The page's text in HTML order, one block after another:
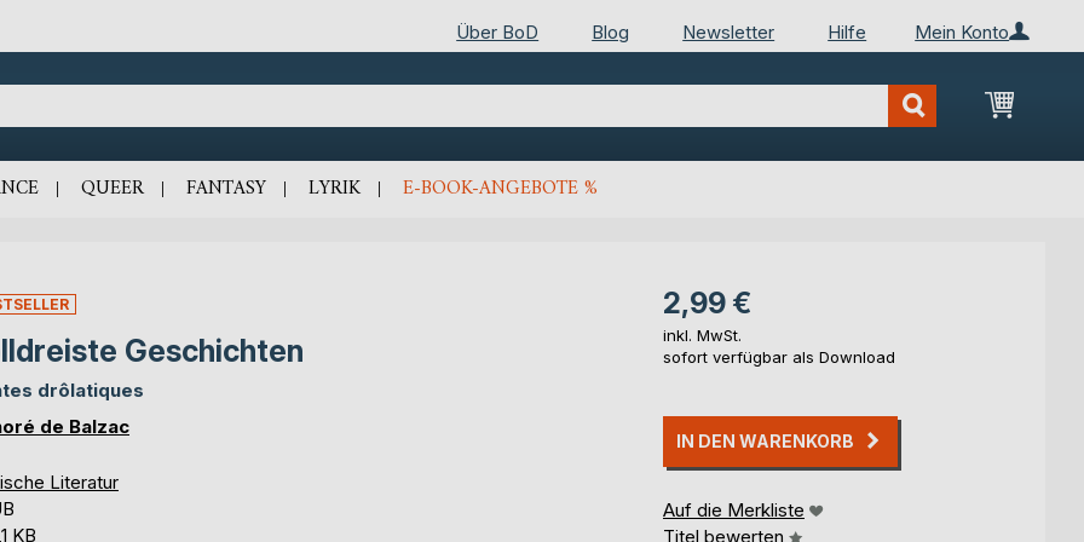
Mein Konto
Über BoD Blog Newsletter Hilfe
Mein
QUEER FANTASY LYRIK E-BOOK-ANGEBOTE %
Geschichten
drôlatiques
de Balzac
Literatur
KB
2,99 €
inkl. MwSt.
sofort verfügbar als Download
IN DEN WARENKORB
Auf die Merkliste
Titel bewerten